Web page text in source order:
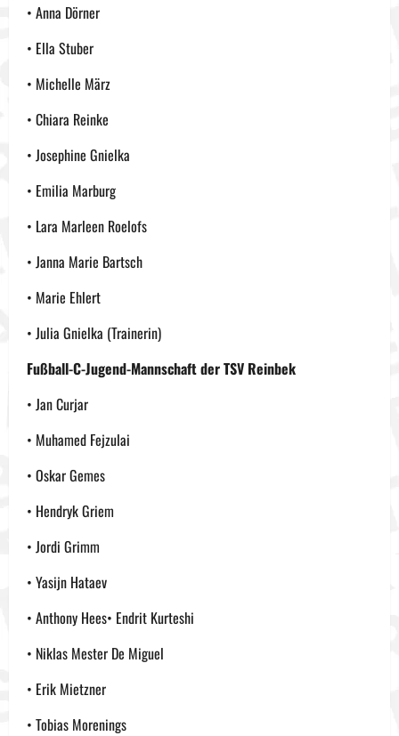
• Anna Dörner
• Ella Stuber
• Michelle März
• Chiara Reinke
• Josephine Gnielka
• Emilia Marburg
• Lara Marleen Roelofs
• Janna Marie Bartsch
• Marie Ehlert
• Julia Gnielka (Trainerin)
Fußball-C-Jugend-Mannschaft der TSV Reinbek
• Jan Curjar
• Muhamed Fejzulai
• Oskar Gemes
• Hendryk Griem
• Jordi Grimm
• Yasijn Hataev
• Anthony Hees• Endrit Kurteshi
• Niklas Mester De Miguel
• Erik Mietzner
• Tobias Morenings